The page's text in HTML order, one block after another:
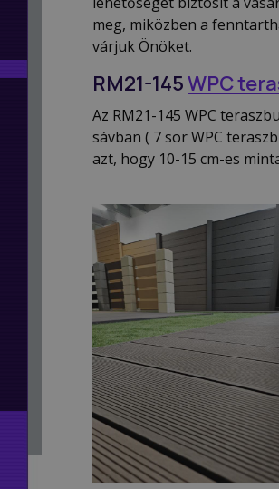
meg, miközben a
várjuk Önöket.
RM21-145WPC
Az RM21-145 WPC
sávban ( 7 sor WPC
azt, hogy 10-15 cm-es